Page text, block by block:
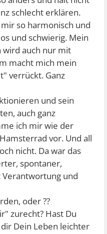
schlecht erklären.
so harmonisch und
und schwierig. Mein
wird auch nur mit
macht mich mein
verrückt. Ganz
und sein
auch ganz
ich mir wie der
vor. Und all
nicht. Da war das
spontaner,
und
oder ??
zurecht? Hast Du
Dein Leben leichter